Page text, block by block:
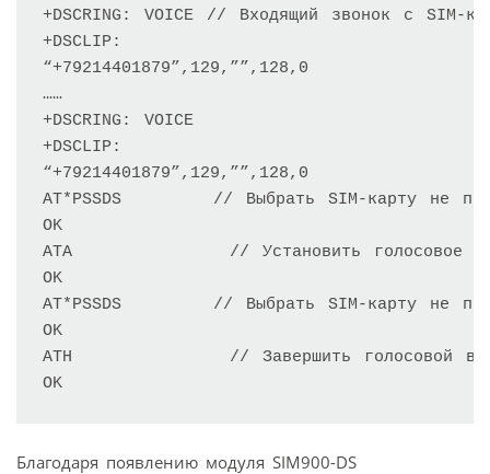
+DSCRING: VOICE // Входящий звонок с SIM-
+DSCLIP:
“+79214401879”,129,””,128,0
……
+DSCRING: VOICE
+DSCLIP:
“+79214401879”,129,””,128,0
AT*PSSDS       // Выбрать SIM-карту не по
OK
ATA            // Установить голосовое
OK
AT*PSSDS       // Выбрать SIM-карту не по
OK
ATH            // Завершить голосовой
OK
Благодаря появлению модуля SIM900-DS